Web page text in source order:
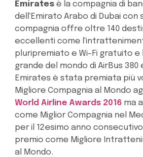
Emirates è la compagnia di
dell'Emirato Arabo di Dubai con
compagnia offre oltre 140
eccellenti come l'
pluripremiato e Wi-Fi gratuito e
grande del mondo di AirBus 380
Emirates è stata premiata più
Migliore Compagnia al Mondo
World Airline Awards 2016 ma
come Miglior Compagnia nel
per il 12esimo anno
premio come Migliore
al Mondo.